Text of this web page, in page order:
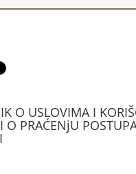
O USLOVIMA I
O PRAĆENjU